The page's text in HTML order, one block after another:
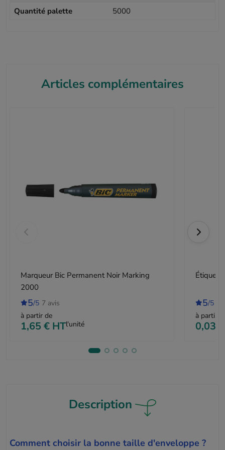
Quantité palette 5000
Articles complémentaires
Marqueur Bic Permanent Noir Marking
2000
5/5 7 avis
à partir de
1,65 € HTl'unité
5/5
à partir
0,03 €
Description
Comment choisir la bonne taille d'enveloppe ?